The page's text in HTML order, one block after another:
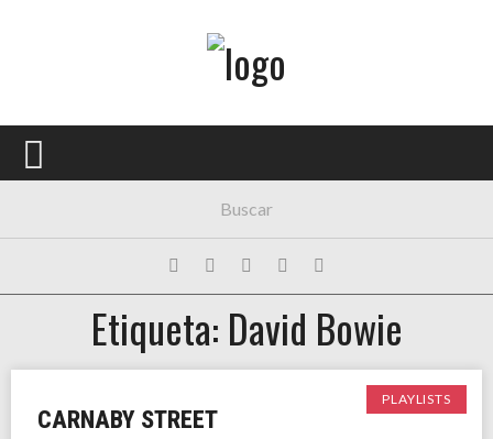
PORTADA
FESTIVALES
EXPOSICIONES
HISTORIAS
Etiqueta: David Bowie
PLAYLISTS
CARNABY STREET